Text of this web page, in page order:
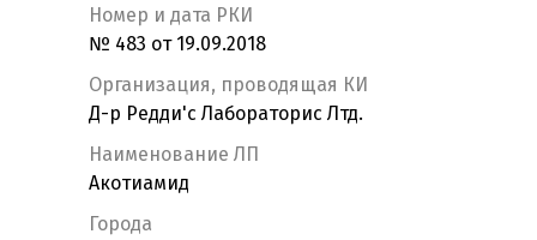
Номер и дата РКИ
№ 483 от 19.09.2018
Организация, проводящая КИ
Д-р Редди'с Лабораторис Лтд.
Наименование ЛП
Акотиамид
Города